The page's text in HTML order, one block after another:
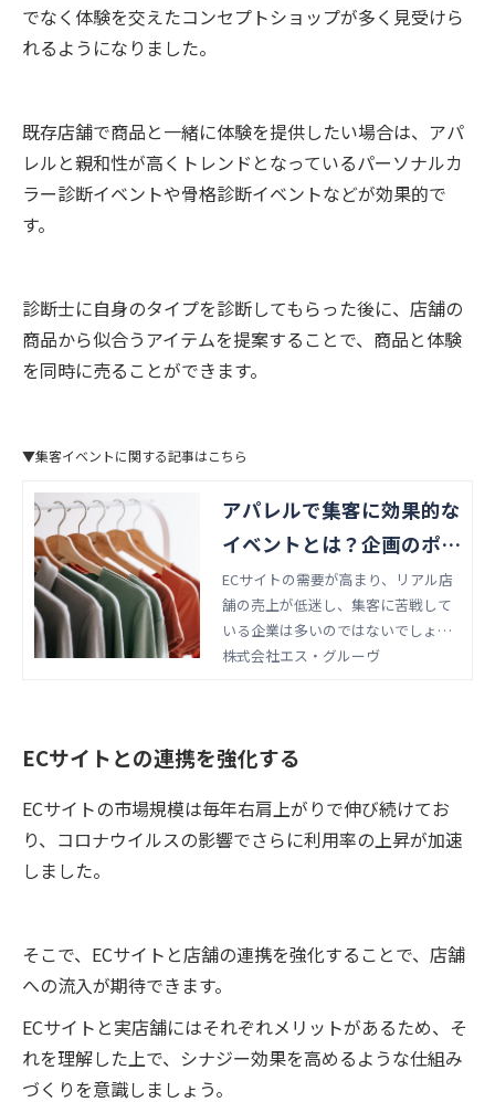
でなく体験を交えたコンセプトショップが多く見受けら
れるようになりました。
既存店舗で商品と一緒に体験を提供したい場合は、アパ
レルと親和性が高くトレンドとなっているパーソナルカ
ラー診断イベントや骨格診断イベントなどが効果的で
す。
診断士に自身のタイプを診断してもらった後に、店舗の
商品から似合うアイテムを提案することで、商品と体験
を同時に売ることができます。
▼集客イベントに関する記事はこちら
アパレルで集客に効果的な
イベントとは？企画のポイ
ントや事例を紹介！
ECサイトの需要が高まり、リアル店
舗の売上が低迷し、集客に苦戦して
いる企業は多いのではないでしょう
か。本記事では、集客に効果的なイ
株式会社エス・グルーヴ
ECサイトとの連携を強化する
ECサイトの市場規模は毎年右肩上がりで伸び続けてお
り、コロナウイルスの影響でさらに利用率の上昇が加速
しました。
そこで、ECサイトと店舗の連携を強化することで、店舗
への流入が期待できます。
ECサイトと実店舗にはそれぞれメリットがあるため、そ
れを理解した上で、シナジー効果を高めるような仕組み
づくりを意識しましょう。